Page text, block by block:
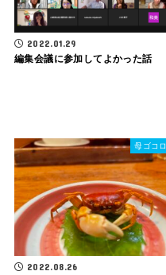
2022.01.29
編集会議に参加してよかった話
母ゴコロ
2022.08.26